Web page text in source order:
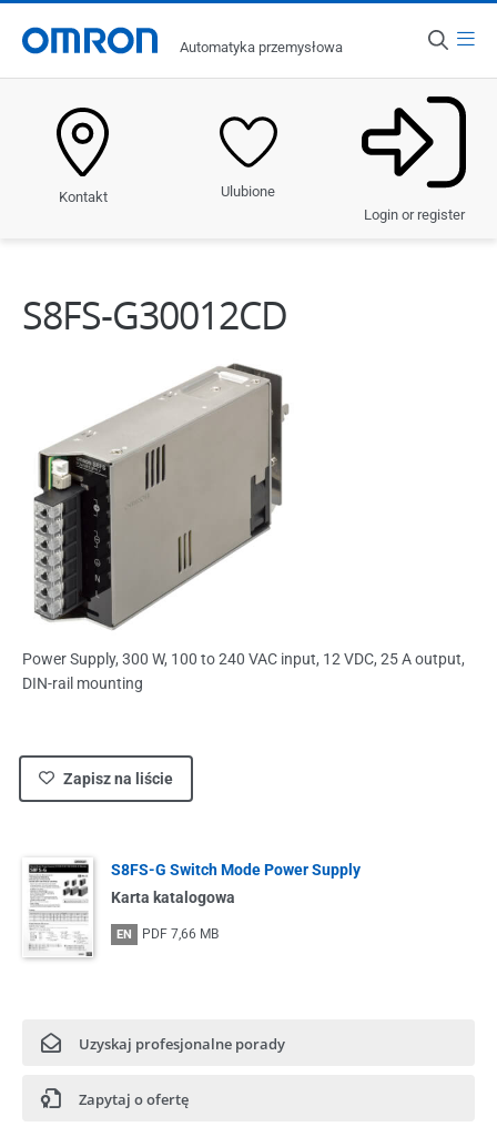
Automatyka przemysłowa
Kontakt
Ulubione
Login or register
Polska
Produkty
Obsługa i wsparcie
S8FS-G30012CD
Power Supply, 300 W, 100 to 240 VAC input, 12 VDC, 25 A output,
DIN-rail mounting
Zapisz na liście
S8FS-G Switch Mode Power Supply
Karta katalogowa
EN PDF 7,66 MB
Uzyskaj profesjonalne porady
Zapytaj o ofertę